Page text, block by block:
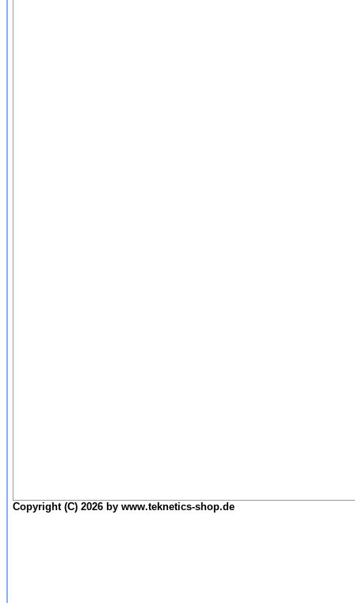
Copyright (C) 2026 by www.teknetics-shop.de